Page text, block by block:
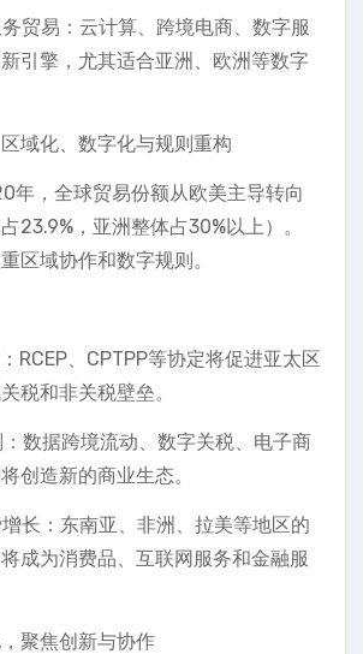
贸易：云计算、跨境电商、数字服
引擎，尤其适合亚洲、欧洲等数字
域化、数字化与规则重构
年，全球贸易份额从欧美主导转向
23.9%，亚洲整体占30%以上）。
区域协作和数字规则。
RCEP、CPTPP等协定将促进亚太区
税和非关税壁垒。
数据跨境流动、数字关税、电子商
创造新的商业生态。
长：东南亚、非洲、拉美等地区的
成为消费品、互联网服务和金融服
聚焦创新与协作